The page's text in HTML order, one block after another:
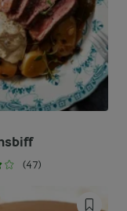
(47)